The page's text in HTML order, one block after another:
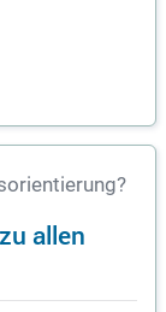
allen